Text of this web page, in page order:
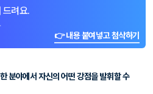
드려요.
👉 내용 붙여넣고 첨삭하기
분야에서 자신의 어떤 강점을 발휘할 수